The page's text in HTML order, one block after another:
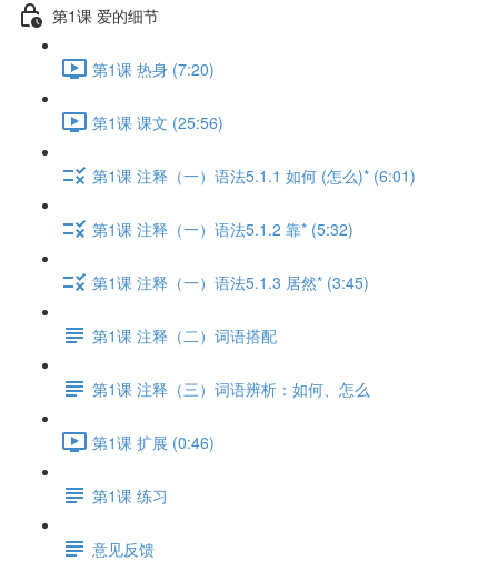
第1课 爱的细节
第1课 热身 (7:20)
第1课 课文 (25:56)
第1课 注释（一）语法5.1.1 如何 (怎么)* (6:01)
第1课 注释（一）语法5.1.2 靠* (5:32)
第1课 注释（一）语法5.1.3 居然* (3:45)
第1课 注释（二）词语搭配
第1课 注释（三）词语辨析：如何、怎么
第1课 扩展 (0:46)
第1课 练习
意见反馈